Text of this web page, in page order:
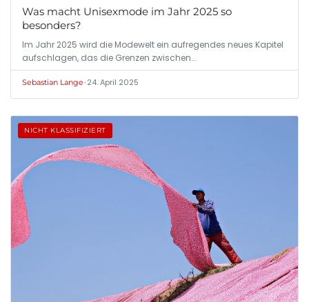
Was macht Unisexmode im Jahr 2025 so
besonders?
Im Jahr 2025 wird die Modewelt ein aufregendes neues Kapitel
aufschlagen, das die Grenzen zwischen…
Sebastian Lange•24. April 2025
NICHT KLASSIFIZIERT